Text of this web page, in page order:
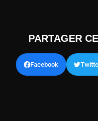
PARTAGER
Facebook